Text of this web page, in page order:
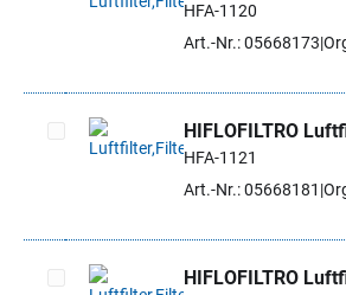
Artikel auswählen
HFA-1120
Art.-Nr.: 05668173
Artikel auswählen
HIFLOFILTRO
HFA-1121
Art.-Nr.: 05668181
HIFLOFILTRO